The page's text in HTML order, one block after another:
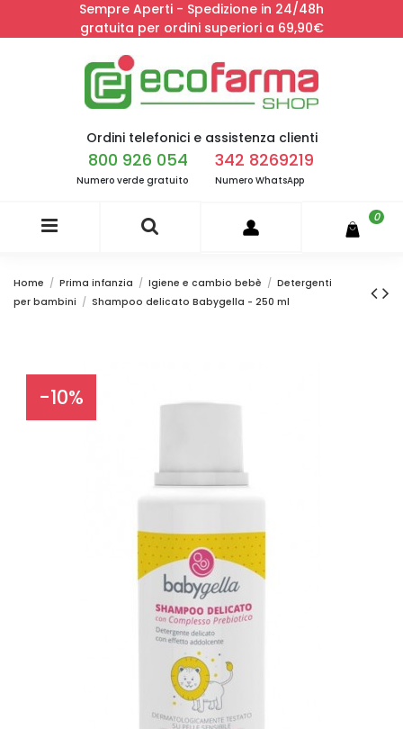
Sempre Aperti - Spedizione in 24/48h
gratuita per ordini superiori a 69,90€
Ordini telefonici e assistenza clienti
800 926 054
Numero verde gratuito
342 8269219
Numero WhatsApp
0
Home Prima infanzia Igiene e cambio bebè
Detergenti
per bambini
Shampoo delicato Babygella - 250 ml
-10%